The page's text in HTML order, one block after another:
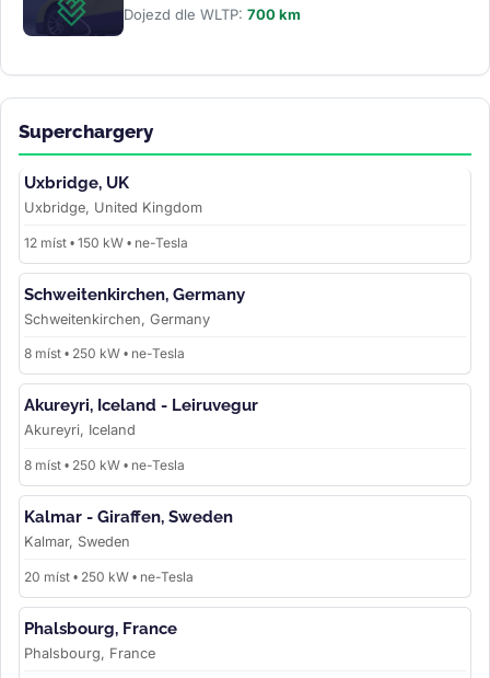
Dojezd dle WLTP: 700 km
Superchargery
Uxbridge, UK
Uxbridge, United Kingdom
12 míst • 150 kW • ne-Tesla
Schweitenkirchen, Germany
Schweitenkirchen, Germany
8 míst • 250 kW • ne-Tesla
Akureyri, Iceland - Leiruvegur
Akureyri, Iceland
8 míst • 250 kW • ne-Tesla
Kalmar - Giraffen, Sweden
Kalmar, Sweden
20 míst • 250 kW • ne-Tesla
Phalsbourg, France
Phalsbourg, France